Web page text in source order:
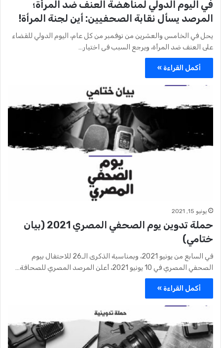
في اليوم الدولي لمناهضة العنف ضد المرأة؛
المرصد يسأل نقابة الصحفيين: أين لجنة المرأة!
يحل في الخامس والعشرين من نوفمبر من كل عام، اليوم الدولي للقضاء
على العنف ضد المرأة، ويرجع السبب فى اختيار…
أكمل القراءة »
يونيو 15, 2021
حملة تدوين يوم الصحفي المصري 2021 (بيان
ختامي)
في السابع من يونيو 2021، وبمناسبة الذكرى الـ26 للاحتفال بيوم
الصحفي المصري في 10 يونيو 2021، أعلن المرصد المصري للصحافة…
أكمل القراءة »